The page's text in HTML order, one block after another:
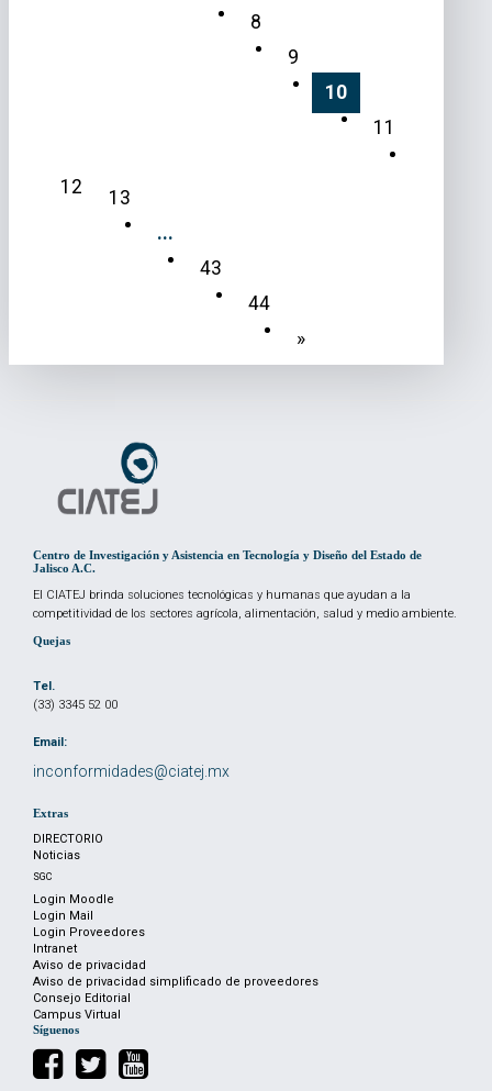
8
9
10
11
12
13
...
43
44
»
Centro de Investigación y Asistencia en Tecnología y Diseño del Estado de
Jalisco A.C.
El CIATEJ brinda soluciones tecnológicas y humanas que ayudan a la
competitividad de los sectores agrícola, alimentación, salud y medio ambiente.
Quejas
Tel.
(33) 3345 52 00
Email:
inconformidades@ciatej.mx
Extras
DIRECTORIO
Noticias
SGC
Login Moodle
Login Mail
Login Proveedores
Intranet
Aviso de privacidad
Aviso de privacidad simplificado de proveedores
Consejo Editorial
Campus Virtual
Síguenos